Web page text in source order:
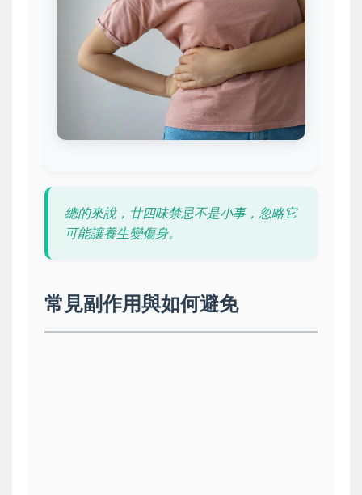
總的來說，廿四味禁忌不是小事，忽略它
可能讓養生變傷身。
常見副作用與如何避免